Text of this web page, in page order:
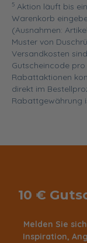
5 Aktion läuft bis
Warenkorb
(Ausnahmen:
Muster von
Versandkosten
Gutscheincode
Rabattaktionen
direkt im
Rabattgewährung
10 €
Melden Sie
Inspiration,